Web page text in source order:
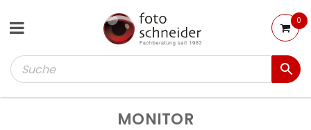
0
MONITOR